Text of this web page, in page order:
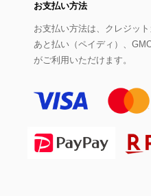
お支払い方法
お支払い方法は、クレジッ
あと払い（ペイディ）、
がご利用いただけます。